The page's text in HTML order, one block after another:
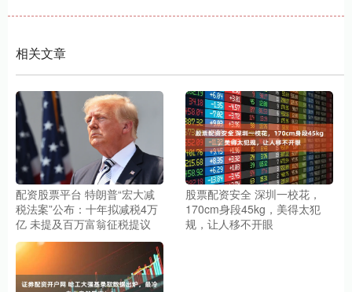
相关文章
配资股票平台 特朗普“宏大减
税法案”公布：十年拟减税4万
亿 未提及百万富翁征税提议
股票配资安全 深圳一校花，
170cm身段45kg，美得太犯
规，让人移不开眼